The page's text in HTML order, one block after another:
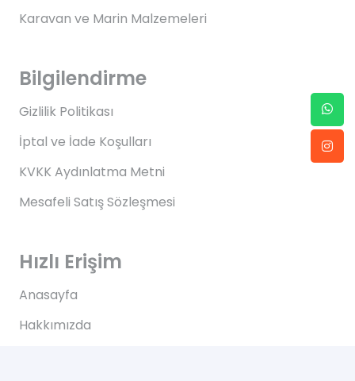
Karavan ve Marin Malzemeleri
Bilgilendirme
Gizlilik Politikası
İptal ve İade Koşulları
KVKK Aydınlatma Metni
Mesafeli Satış Sözleşmesi
Hızlı Erişim
Anasayfa
Hakkımızda